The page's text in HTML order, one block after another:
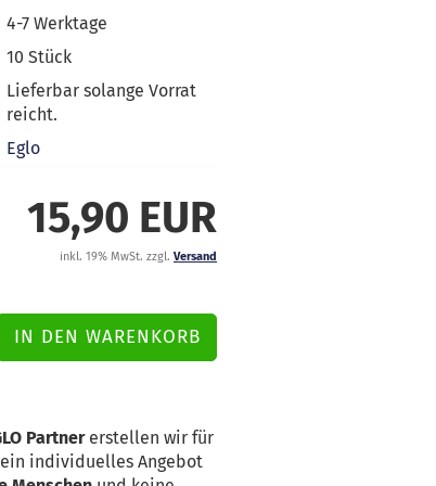
4-7 Werktage
10Stück
Lieferbar solange Vorrat
reicht.
Eglo
15,90 EUR
inkl. 19% MwSt. zzgl. Versand
Partnererstellen wir für
individuelles Angebot